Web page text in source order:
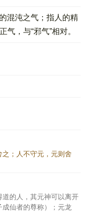
混沌之气；指人的精
，与“邪气”相对。
；人不守元，元则舍
的人，其元神可以离开
仙者的尊称）；元龙